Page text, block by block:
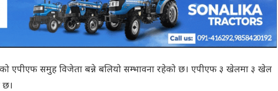
एपीएफ समुह विजेता बन्ने बलियो सम्भावना रहेको छ। एपीएफ ३ खेलमा ३ खेल